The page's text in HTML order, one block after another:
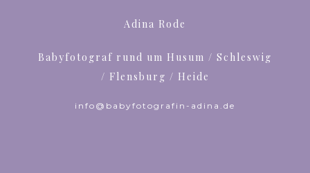
Adina Rode
Babyfotograf rund um Husum / Schleswig
/ Flensburg / Heide
info@babyfotografin-adina.de